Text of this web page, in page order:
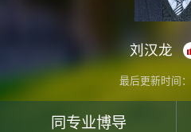
刘汉龙
最后更新时间：
同专业博导